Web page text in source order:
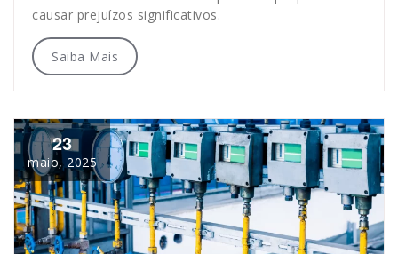
causar prejuízos significativos.
Saiba Mais
23
maio, 2025